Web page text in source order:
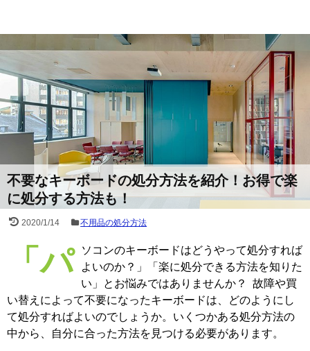
不要なキーボードの処分方法を紹介！お得で楽
に処分する方法も！
2020/1/14 不用品の処分方法
「パソコンのキーボードはどうやって処分すれば
よいのか？」「楽に処分できる方法を知りた
い」とお悩みではありませんか？ 故障や買
い替えによって不要になったキーボードは、どのようにし
て処分すればよいのでしょうか。いくつかある処分方法の
中から、自分に合った方法を見つける必要があります。